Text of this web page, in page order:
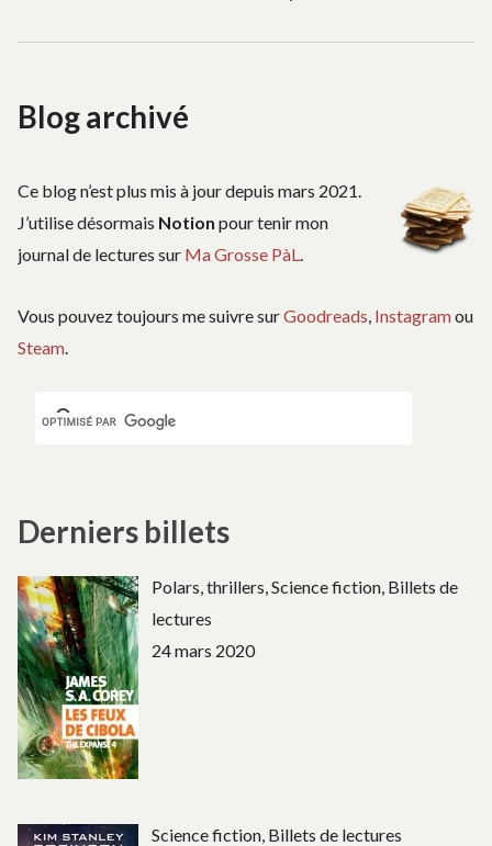
de
Blog archivé
Ce blog n’est plus mis à jour depuis mars 2021.
J’utilise désormais Notion pour tenir mon
journal de lectures sur Ma Grosse PàL.
Vous pouvez toujours me suivre surGoodreads Instagramou
Steam
Derniers billets
Polars, thrillers, Science fiction, Billets de
lectures
24 mars 2020
Science fiction, Billets de lectures